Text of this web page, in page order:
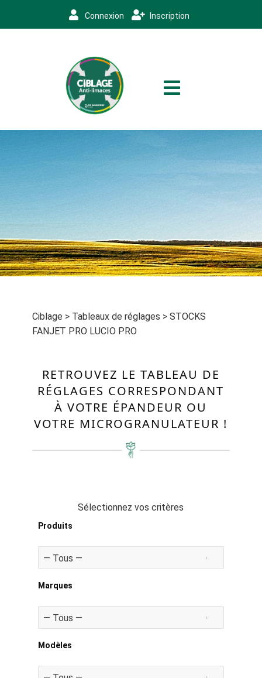
Connexion Inscription
Ciblage > Tableaux de réglages > STOCKS
FANJET PRO LUCIO PRO
RETROUVEZ LE TABLEAU DE
RÉGLAGES CORRESPONDANT
À VOTRE ÉPANDEUR OU
VOTRE MICROGRANULATEUR !
Sélectionnez vos critères
Produits
Marques
Modèles